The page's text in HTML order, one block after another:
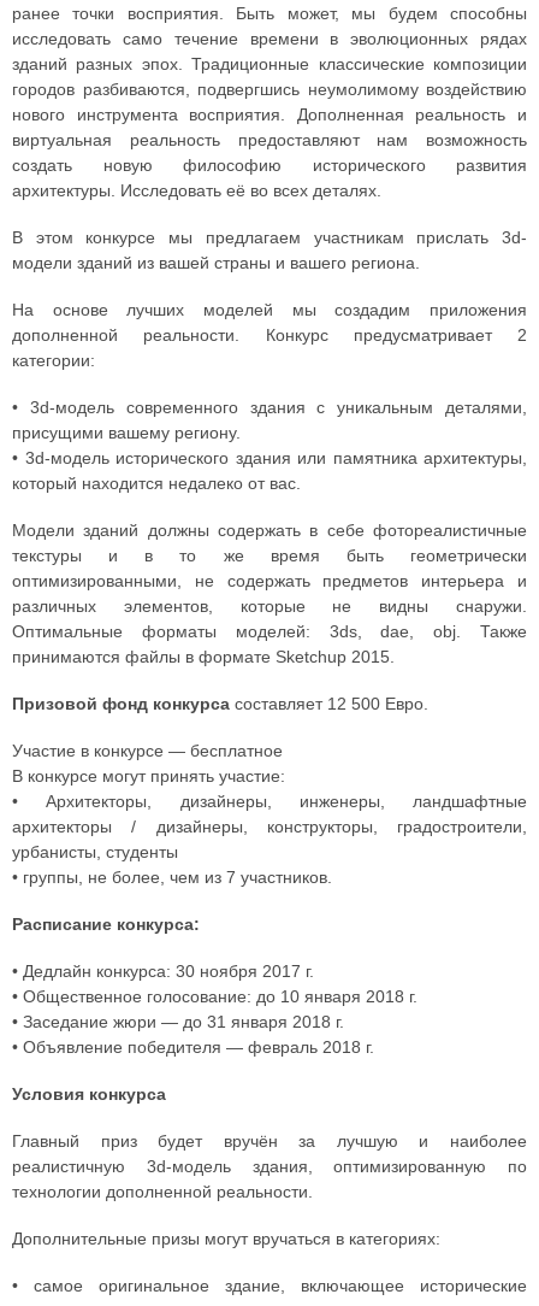
ранее точки восприятия. Быть может, мы будем способны
исследовать само течение времени в эволюционных рядах
зданий разных эпох. Традиционные классические композиции
городов разбиваются, подвергшись неумолимому воздействию
нового инструмента восприятия. Дополненная реальность и
виртуальная реальность предоставляют нам возможность
создать новую философию исторического развития
архитектуры. Исследовать её во всех деталях.
В этом конкурсе мы предлагаем участникам прислать 3d-
модели зданий из вашей страны и вашего региона.
На основе лучших моделей мы создадим приложения
дополненной реальности. Конкурс предусматривает 2
категории:
• 3d-модель современного здания с уникальным деталями,
присущими вашему региону.
• 3d-модель исторического здания или памятника архитектуры,
который находится недалеко от вас.
Модели зданий должны содержать в себе фотореалистичные
текстуры и в то же время быть геометрически
оптимизированными, не содержать предметов интерьера и
различных элементов, которые не видны снаружи.
Оптимальные форматы моделей: 3ds, dae, obj. Также
принимаются файлы в формате Sketchup 2015.
Призовой фонд конкурса составляет 12 500 Евро.
Участие в конкурсе — бесплатное
В конкурсе могут принять участие:
• Архитекторы, дизайнеры, инженеры, ландшафтные
архитекторы / дизайнеры, конструкторы, градостроители,
урбанисты, студенты
• группы, не более, чем из 7 участников.
Расписание конкурса:
• Дедлайн конкурса: 30 ноября 2017 г.
• Общественное голосование: до 10 января 2018 г.
• Заседание жюри — до 31 января 2018 г.
• Объявление победителя — февраль 2018 г.
Условия конкурса
Главный приз будет вручён за лучшую и наиболее
реалистичную 3d-модель здания, оптимизированную по
технологии дополненной реальности.
Дополнительные призы могут вручаться в категориях:
• самое оригинальное здание, включающее исторические